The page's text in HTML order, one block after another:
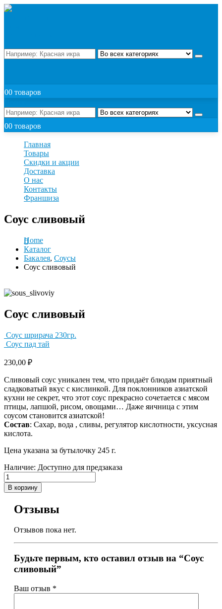
00 товаров
00 товаров
Главная
Товары
Скидки и акции
Доставка
О нас
Контакты
Франшиза
Соус сливовый
Home
Каталог
Бакалея, Соусы
Соус сливовый
Соус сливовый
Соус шрирача 230гр.
Соус пад тай
230,00 ₽
Сливовый соус уникален тем, что придаёт блюдам приятный
сладковатый вкус с кислинкой. Для поклонников азиатской
кухни не секрет, что этот соус прекрасно сочетается с мясом
птицы, лапшой, рисом, овощами… Даже яичница с этим
соусом становится азиатской!
Состав: Сахар, вода , сливы, регулятор кислотности, уксусная
кислота.
Цена указана за бутылочку 245 г.
Наличие: Доступно для предзаказа
В корзину
Отзывы
Отзывов пока нет.
Будьте первым, кто оставил отзыв на “Соус
сливовый”
Ваш отзыв *